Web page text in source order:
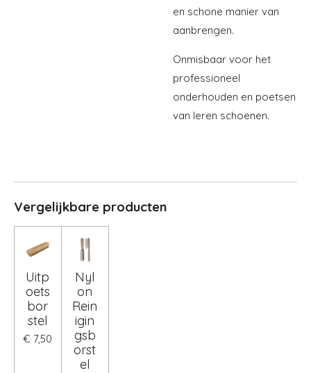
en schone manier van
aanbrengen.
Onmisbaar voor het
professioneel
onderhouden en poetsen
van leren schoenen.
Vergelijkbare producten
Uitp
oets
bor
stel
€ 7,50
Nyl
on
Rein
igin
gsb
orst
el